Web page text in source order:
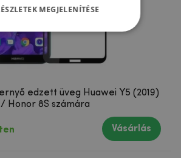
edzett üveg Huawei Y5 (2019)
/ Honor 8S számára
Vásárlás
MEGJELENÍTÉSE